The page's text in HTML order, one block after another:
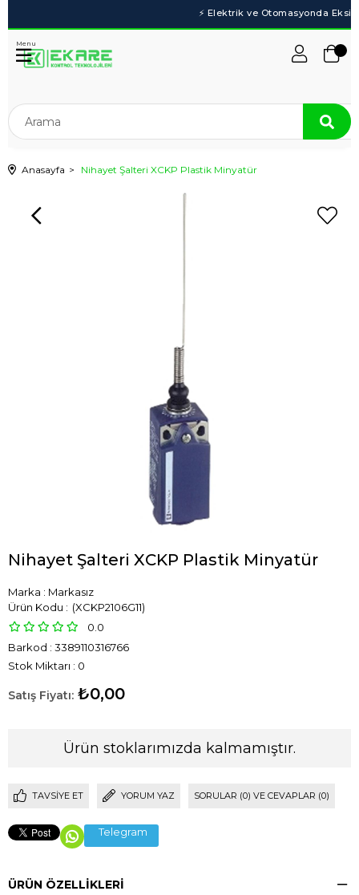
Menu
Anasayfa Nihayet Şalteri XCKP Plastik Minyatür
Nihayet Şalteri XCKP Plastik Minyatür
Marka : Markasız
(XCKP2106G11)
0.0
Barkod : 3389110316766
Stok Miktarı : 0
₺0,00
Ürün stoklarımızda kalmamıştır.
TAVSIYE ET YORUM YAZ SORULAR (0) VE CEVAPLAR (0)
Telegram
ÜRÜN ÖZELLIKLERI